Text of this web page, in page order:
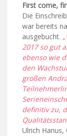
First come,
Die
war bereits
ausgebucht.
2017 so gut
ebenso wie
den
großen
definitiv zu,
Ulrich Hanus,